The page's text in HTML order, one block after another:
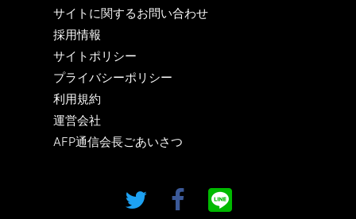
サイトに関するお問い合わせ
採用情報
サイトポリシー
プライバシーポリシー
利用規約
運営会社
AFP通信会長ごあいさつ